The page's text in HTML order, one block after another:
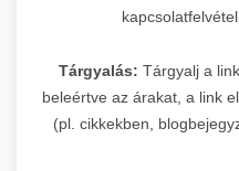
Tárgyalás: Tárgyalj a
beleértve az árakat, a link
(pl. cikkekben,